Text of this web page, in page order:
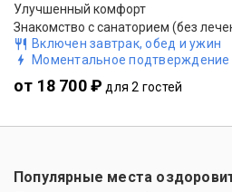
Улучшенный комфорт
Знакомство с санаторием (без
Включен завтрак, обед и ужин
Моментальное подтверждение
от 18 700 ₽ для 2 гостей
Популярные места